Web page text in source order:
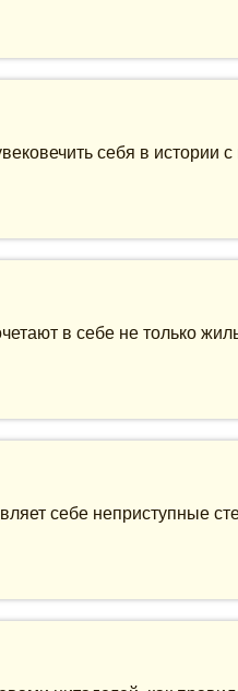
себя в истории
в себе не только
себе неприступные